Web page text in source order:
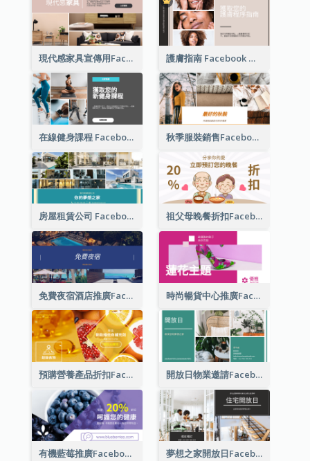
現代感家具宣傳用Facebook帖子 護膚指南 Facebook 廣告
在線健身課程 Facebook 廣告 秋季服裝銷售Facebook廣告
房屋租賃公司 Facebook 廣告 祖父母晚餐折扣Facebook廣告
免費夜宿酒店推廣Facebook廣告 時尚暢貨中心推廣Facebook廣告
預購營養產品折扣Facebook廣告 開放日物業邀請Facebook廣告
有機藍莓推廣Facebook廣告 夢想之家開放日Facebook廣告